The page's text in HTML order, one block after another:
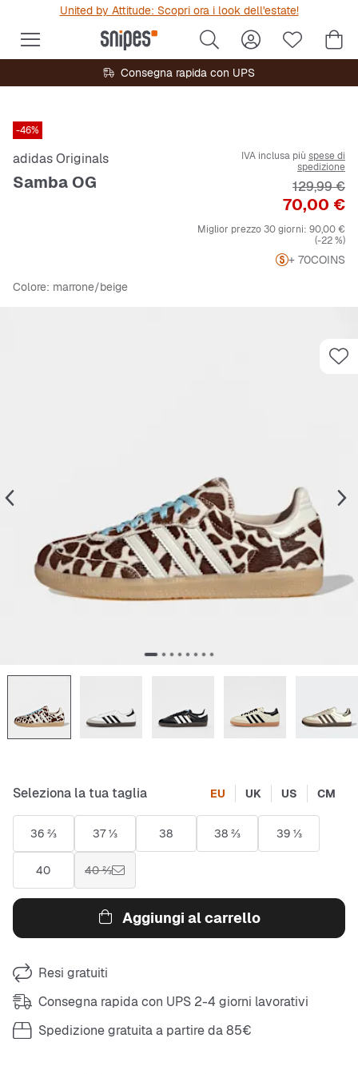
United by Attitude: Scopri ora i look dell'estate!
Consegna rapida con UPS
-46%
adidas Originals
Samba OG
IVA inclusa più spese di
spedizione
Prezzo
70,00 €
Prezzo
129,99 €
Miglior prezzo 30 giorni: 90,00 €
(-22 %)
+ 70COINS
Colore: marrone/beige
Seleziona la tua taglia EU UK US CM
36 ⅔ 37 ⅓ 38 38 ⅔ 39 ⅓
40 40 ⅔
Aggiungi al carrello
Resi gratuiti
Consegna rapida con UPS 2-4 giorni lavorativi
Spedizione gratuita a partire da 85€